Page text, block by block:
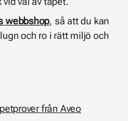
webbshop, så att du kan
och ro i rätt miljö och
från Aveo